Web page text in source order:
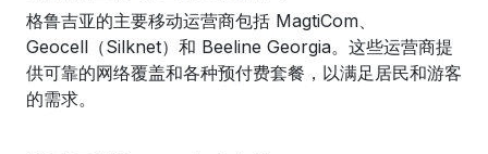
格鲁吉亚的主要移动运营商包括 MagtiCom、
Geocell（Silknet）和 Beeline Georgia。这些运营商提
供可靠的网络覆盖和各种预付费套餐，以满足居民和游客
的需求。